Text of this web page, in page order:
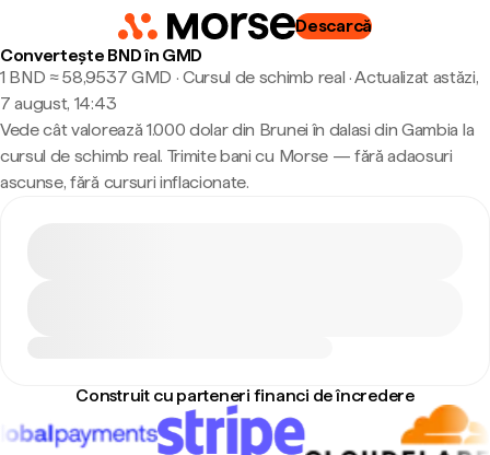
Descarcă
Convertește BND în GMD
1 BND ≈ 58,9537 GMD · Cursul de schimb real ·Actualizat astăzi,
7 august, 14:43
Vede cât valorează 1.000 dolar din Brunei în dalasi din Gambia la
cursul de schimb real. Trimite bani cu Morse — fără adaosuri
ascunse, fără cursuri inflacionate.
Construit cu parteneri financi de încredere